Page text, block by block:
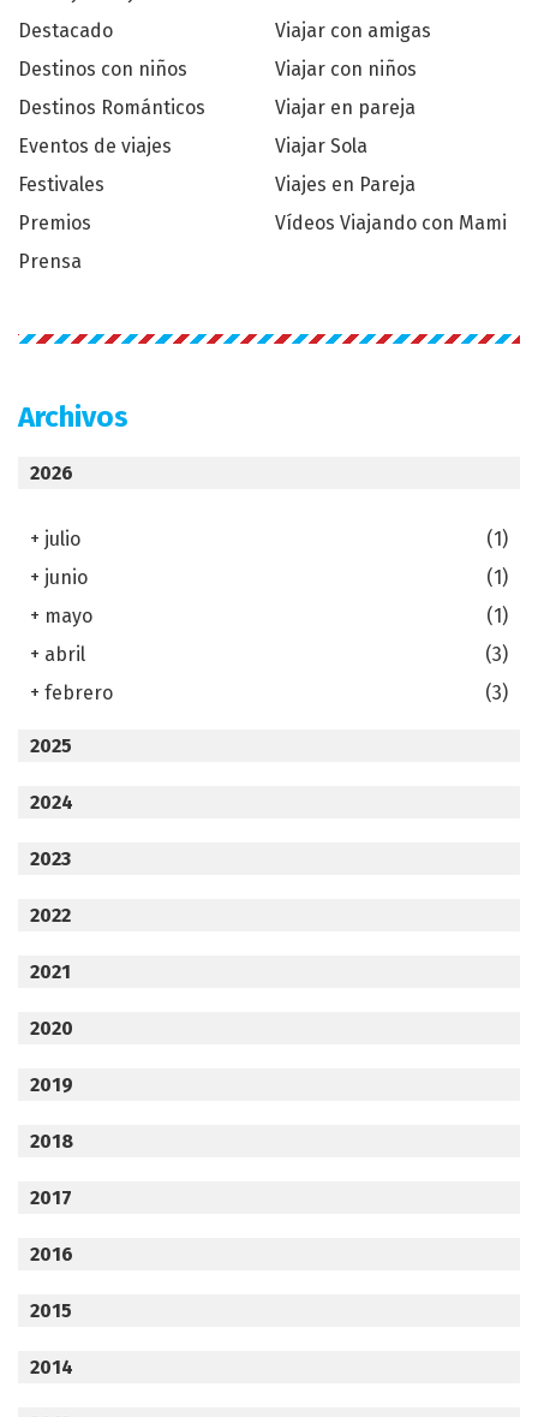
Destacado
Destinos con niños
Destinos Románticos
Eventos de viajes
Festivales
Premios
Prensa
Viajar con amigas
Viajar con niños
Viajar en pareja
Viajar Sola
Viajes en Pareja
Vídeos Viajando con Mami
Archivos
2026
+ julio
(1)
+ junio
(1)
+ mayo
(1)
+ abril
(3)
+ febrero (3)
2025
2024
2023
2022
2021
2020
2019
2018
2017
2016
2015
2014